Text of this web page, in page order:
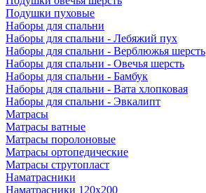
Подушки пуховые
Наборы для спальни
Наборы для спальни - Лебяжий пух
Наборы для спальни - Верблюжья шерсть
Наборы для спальни - Овечья шерсть
Наборы для спальни - Бамбук
Наборы для спальни - Вата хлопковая
Наборы для спальни - Эвкалипт
Матрасы
Матрасы ватные
Матрасы поролоновые
Матрасы ортопедические
Матрасы струтопласт
Наматрасники
Наматрасники 120х200